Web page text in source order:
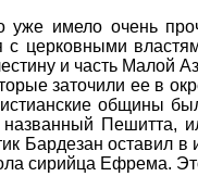
уже имело очень
церковными
и часть Малой
заточили ее в
общины
Пешитта,
Бардезан оставил
сирийца Ефрема.